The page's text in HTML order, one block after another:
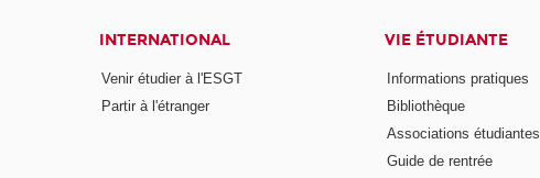
INTERNATIONAL
Venir étudier à l'ESGT
Partir à l'étranger
VIE ÉTUDIANTE
Informations pratiques
Bibliothèque
Associations étudiantes
Guide de rentrée